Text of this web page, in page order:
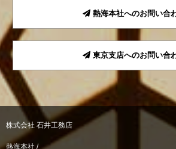
熱海本社へのお問い合
東京支店へのお問い合
株式会社 石井工務店
熱海本社 /